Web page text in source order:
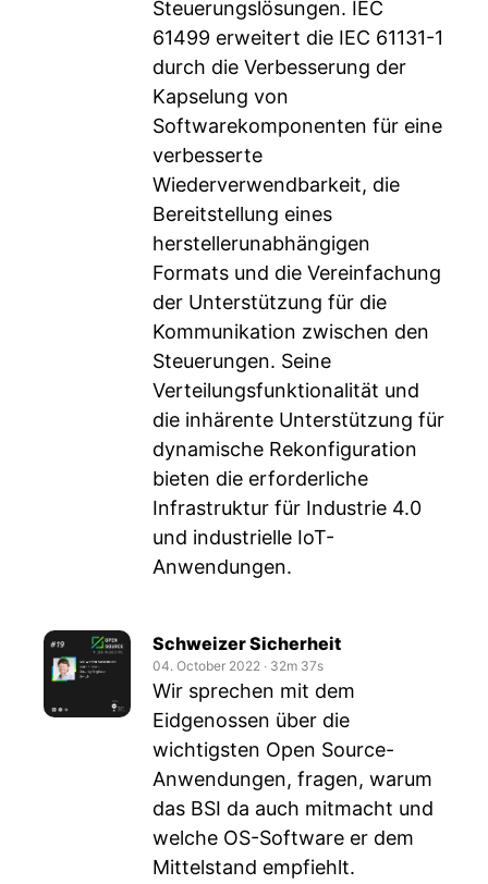
Steuerungslösungen. IEC
61499 erweitert die IEC 61131-1
durch die Verbesserung der
Kapselung von
Softwarekomponenten für eine
verbesserte
Wiederverwendbarkeit, die
Bereitstellung eines
herstellerunabhängigen
Formats und die Vereinfachung
der Unterstützung für die
Kommunikation zwischen den
Steuerungen. Seine
Verteilungsfunktionalität und
die inhärente Unterstützung für
dynamische Rekonfiguration
bieten die erforderliche
Infrastruktur für Industrie 4.0
und industrielle IoT-
Anwendungen.
Schweizer Sicherheit
04. October 2022 ‧ 32m 37s
Wir sprechen mit dem
Eidgenossen über die
wichtigsten Open Source-
Anwendungen, fragen, warum
das BSI da auch mitmacht und
welche OS-Software er dem
Mittelstand empfiehlt.